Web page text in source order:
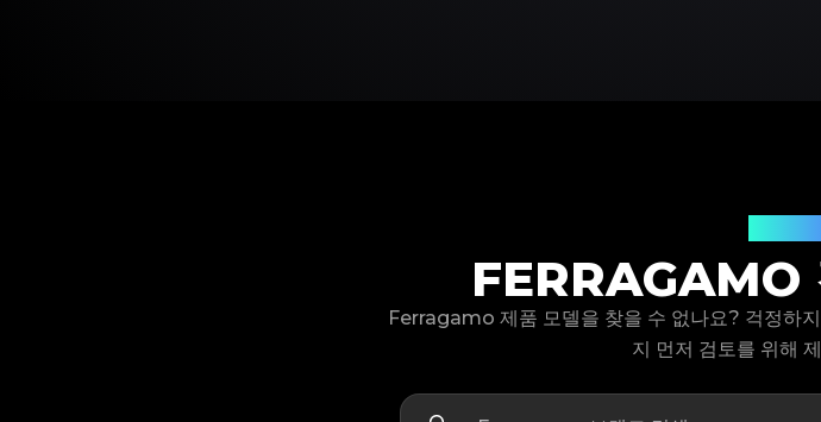
FERRAGAMO
Ferragamo 제품 모델을 찾을 수 없나요? 걱정하
지 먼저 검토를 위해